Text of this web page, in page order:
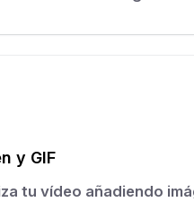
y GIF
tu vídeo añadiendo